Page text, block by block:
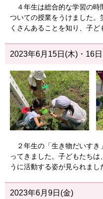
４年生は総合的な学習の時
ついての授業をうけました
くさんあることを知り、子ど
2023年6月15日(木)・16
２年生の「生き物だいすき
ってきました。子どもたち
うに活動する姿が見られまし
2023年6月9日(金)